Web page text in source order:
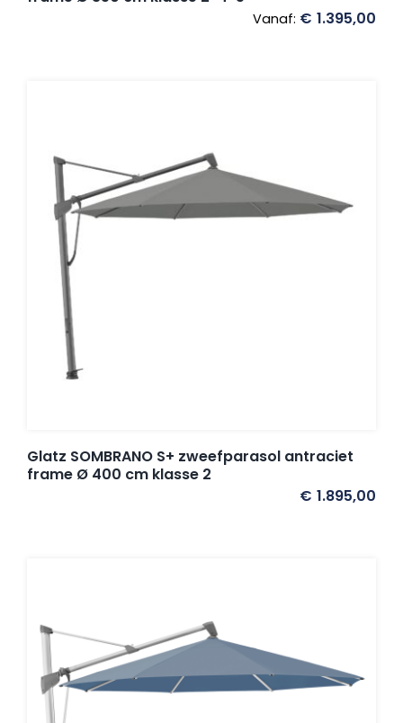
Vanaf: € 1.395,00
Glatz SOMBRANO S+ zweefparasol antraciet
frame Ø 400 cm klasse 2
€ 1.895,00